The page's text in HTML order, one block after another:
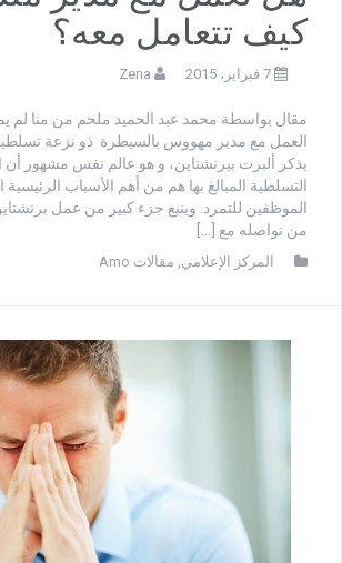
كيف تتعامل معه؟
7 فبراير، 2015 Zena
مقال بواسطة محمد عبد الحميد ملحم من منا لم
العمل مع مدير مهووس بالسيطرة ذو نزعة تسلطية
يذكر ألبرت بيرنشتاين، و هو عالم نفس مشهور أن
التسلطية المبالغ بها هم من أهم الأسباب الرئيسية
الموظفين للتمرد. وينبع جزء كبير من عمل
من تواصله مع […]
المركز الإعلامي , مقالات Amo